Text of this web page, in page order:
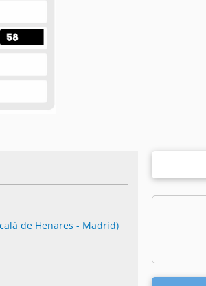
de Henares - Madrid)